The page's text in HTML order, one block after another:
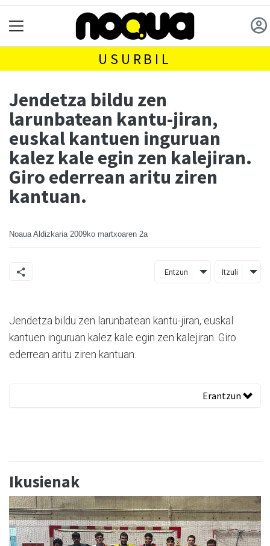
USURBIL
Jendetza bildu zen
larunbatean kantu-jiran,
euskal kantuen inguruan
kalez kale egin zen kalejiran.
Giro ederrean aritu ziren
kantuan.
Noaua Aldizkaria 2009ko martxoaren 2a
Entzun Itzuli
Jendetza bildu zen larunbatean kantu-jiran, euskal
kantuen inguruan kalez kale egin zen kalejiran. Giro
ederrean aritu ziren kantuan.
Erantzun
Ikusienak